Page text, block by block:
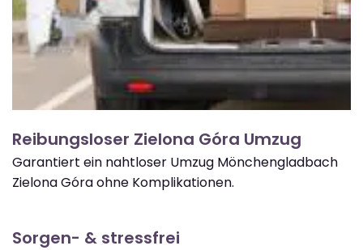
Reibungsloser Zielona Góra Umzug
Garantiert ein nahtloser Umzug Mönchengladbach
Zielona Góra ohne Komplikationen.
Sorgen- & stressfrei